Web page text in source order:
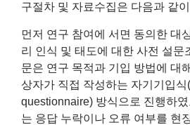
구절차 및 자료수집은 다음과 같
먼저 연구 참여에 서면 동의한 대
리 인식 및 태도에 대한 사전 설문
문은 연구 목적과 기입 방법에 대
상자가 직접 작성하는 자기기입
questionnaire) 방식으로 진행하였
는 응답 누락이나 오류 여부를 현